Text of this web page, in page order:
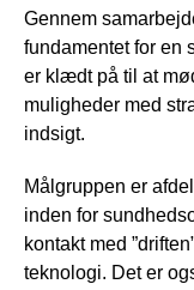
Gennem
fundamentet for en
er klædt på til at
muligheder med
indsigt.
Målgruppen er
inden for
kontakt med
teknologi. Det er